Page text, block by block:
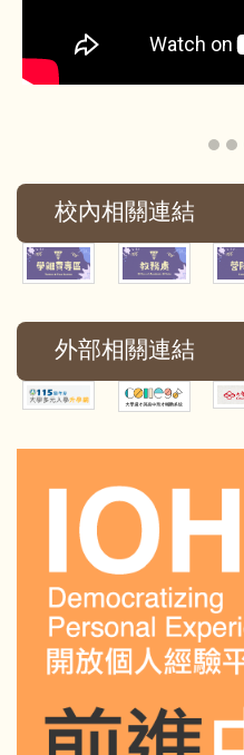
校內相關連結
外部相關連結